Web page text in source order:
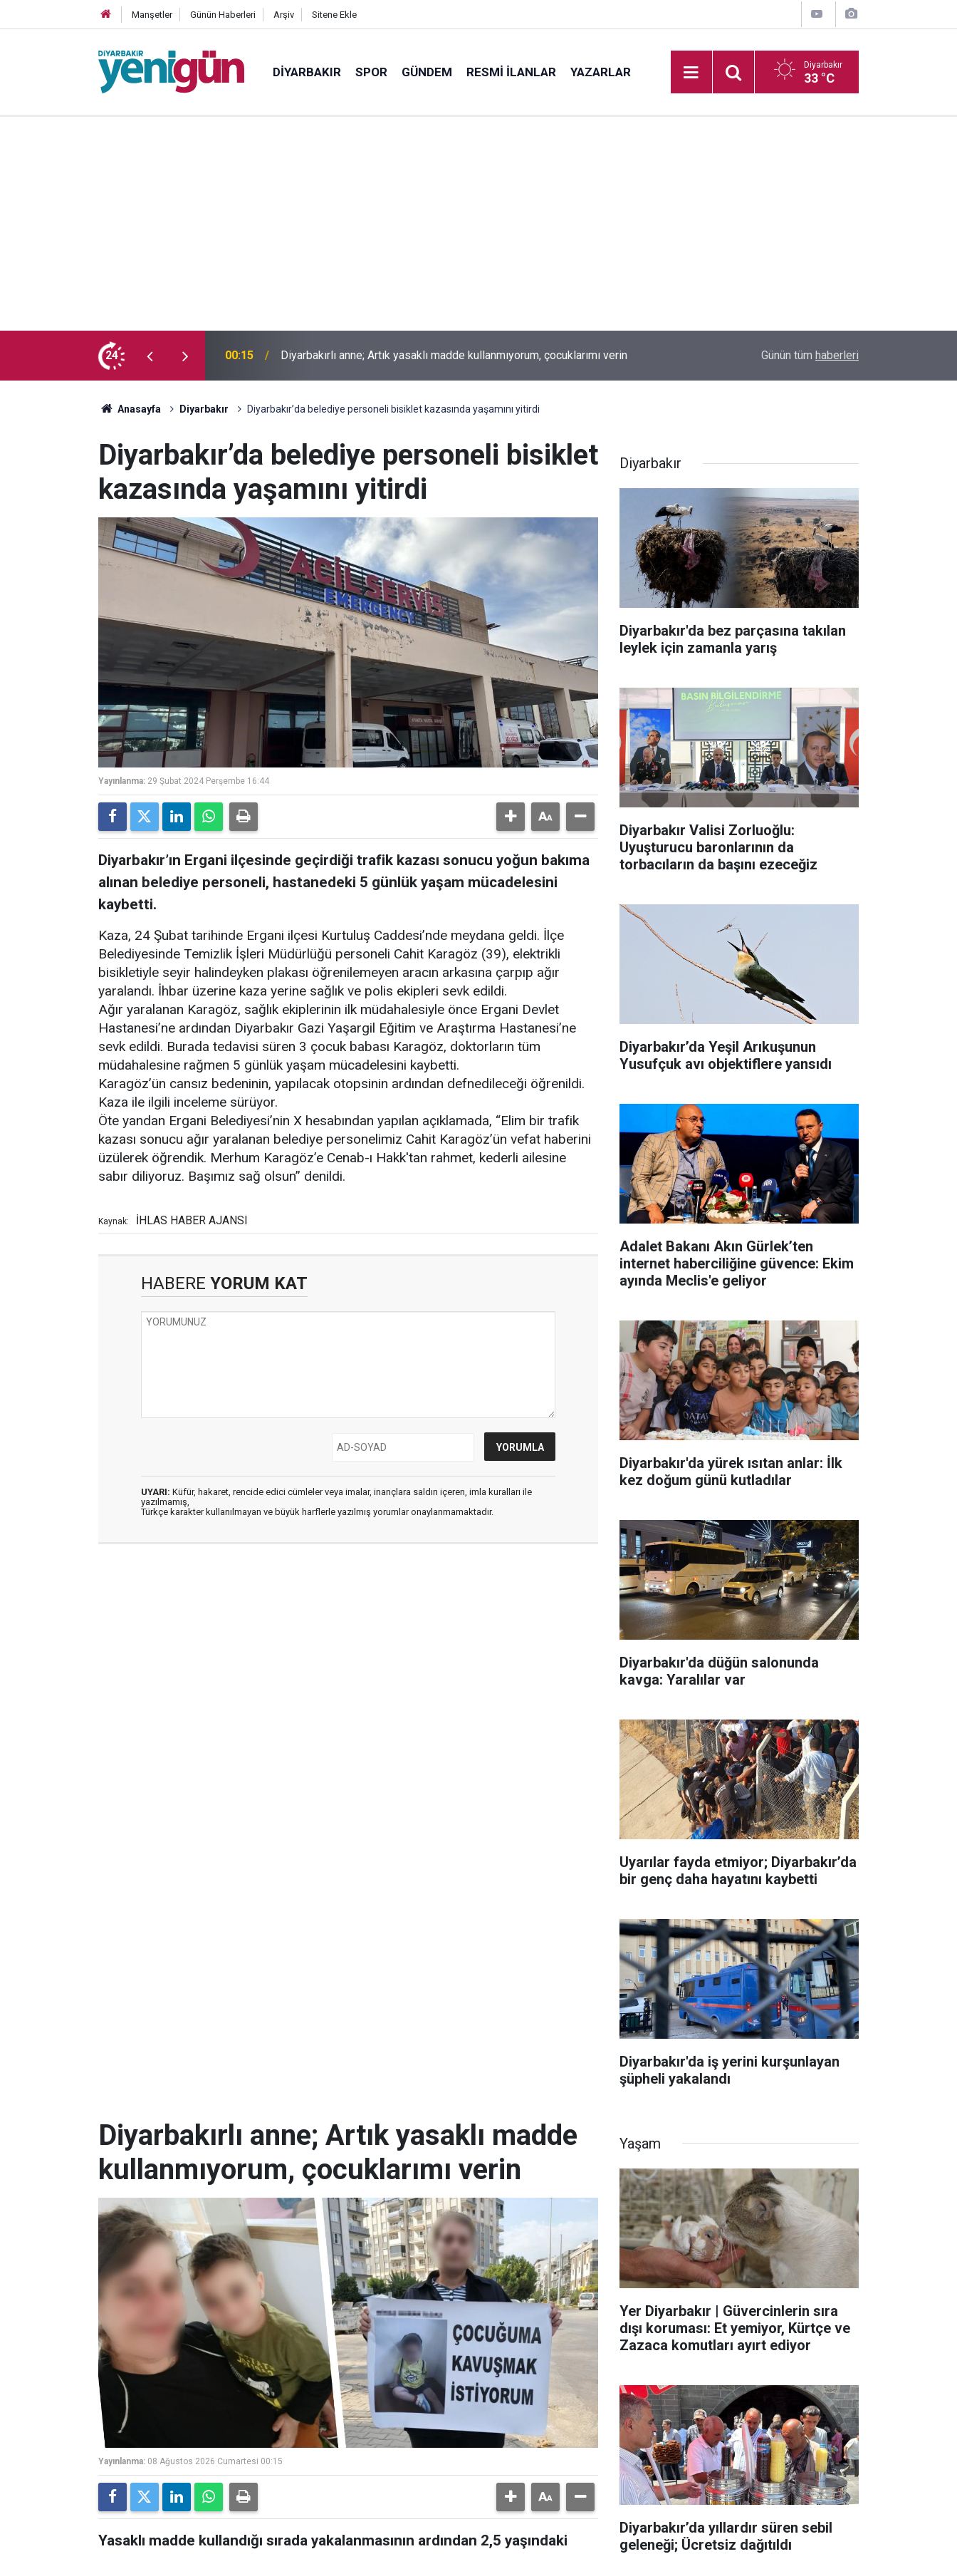
Manşetler Günün Haberleri Arşiv Sitene Ekle
DIYARBAKIR SPOR GÜNDEM RESMI İLANLAR YAZARLAR Diyarbakır
33 °C
24
kullanmıyorum, çocuklarımı verin 00:05 Mesut Çokur yazdı; Gelecek Yolda mı Kaldı? Barış Ünal yazdı; Silahlar susarsa gelecek
Günün tüm haberleri
Anasayfa Diyarbakır Diyarbakır’da belediye personeli bisiklet kazasında yaşamını yitirdi
Diyarbakır’da belediye personeli bisiklet
kazasında yaşamını yitirdi
Yayınlanma: 29 Şubat 2024 Perşembe 16:44
Diyarbakır’ın Ergani ilçesinde geçirdiği trafik kazası sonucu yoğun bakıma
alınan belediye personeli, hastanedeki 5 günlük yaşam mücadelesini
kaybetti.
Kaza, 24 Şubat tarihinde Ergani ilçesi Kurtuluş Caddesi’nde meydana geldi. İlçe
Belediyesinde Temizlik İşleri Müdürlüğü personeli Cahit Karagöz (39), elektrikli
bisikletiyle seyir halindeyken plakası öğrenilemeyen aracın arkasına çarpıp ağır
yaralandı. İhbar üzerine kaza yerine sağlık ve polis ekipleri sevk edildi.
Ağır yaralanan Karagöz, sağlık ekiplerinin ilk müdahalesiyle önce Ergani Devlet
Hastanesi’ne ardından Diyarbakır Gazi Yaşargil Eğitim ve Araştırma Hastanesi’ne
sevk edildi. Burada tedavisi süren 3 çocuk babası Karagöz, doktorların tüm
müdahalesine rağmen 5 günlük yaşam mücadelesini kaybetti.
Karagöz’ün cansız bedeninin, yapılacak otopsinin ardından defnedileceği öğrenildi.
Kaza ile ilgili inceleme sürüyor.
Öte yandan Ergani Belediyesi’nin X hesabından yapılan açıklamada, “Elim bir trafik
kazası sonucu ağır yaralanan belediye personelimiz Cahit Karagöz’ün vefat haberini
üzülerek öğrendik. Merhum Karagöz’e Cenab-ı Hakk'tan rahmet, kederli ailesine
sabır diliyoruz. Başımız sağ olsun” denildi.
Kaynak: İHLAS HABER AJANSI
HABERE YORUM KAT
UYARI: Küfür, hakaret, rencide edici cümleler veya imalar, inançlara saldırı içeren, imla kuralları ile
yazılmamış,
Türkçe karakter kullanılmayan ve büyük harflerle yazılmış yorumlar onaylanmamaktadır.
Diyarbakır
Diyarbakır'da bez parçasına takılan
leylek için zamanla yarış
Diyarbakır Valisi Zorluoğlu:
Uyuşturucu baronlarının da
torbacıların da başını ezeceğiz
Diyarbakır’da Yeşil Arıkuşunun
Yusufçuk avı objektiflere yansıdı
Adalet Bakanı Akın Gürlek’ten
internet haberciliğine güvence: Ekim
ayında Meclis'e geliyor
Diyarbakır'da yürek ısıtan anlar: İlk
kez doğum günü kutladılar
Diyarbakır'da düğün salonunda
kavga: Yaralılar var
Uyarılar fayda etmiyor; Diyarbakır’da
bir genç daha hayatını kaybetti
Diyarbakır'da iş yerini kurşunlayan
şüpheli yakalandı
Diyarbakırlı anne; Artık yasaklı madde
kullanmıyorum, çocuklarımı verin
Yayınlanma: 08 Ağustos 2026 Cumartesi 00:15
Yasaklı madde kullandığı sırada yakalanmasının ardından 2,5 yaşındaki
Yaşam
Yer Diyarbakır | Güvercinlerin sıra
dışı koruması: Et yemiyor, Kürtçe ve
Zazaca komutları ayırt ediyor
Diyarbakır’da yıllardır süren sebil
geleneği; Ücretsiz dağıtıldı